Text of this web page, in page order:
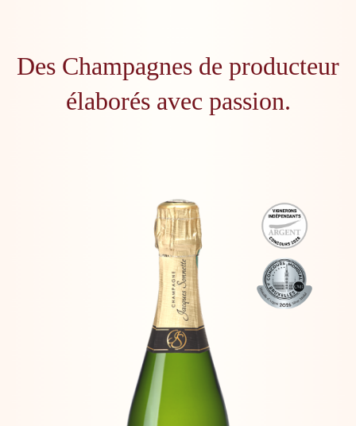
Des Champagnes de producteur
élaborés avec passion.